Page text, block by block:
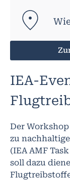
IEA-
Der
zu
(IEA AMF
soll dazu